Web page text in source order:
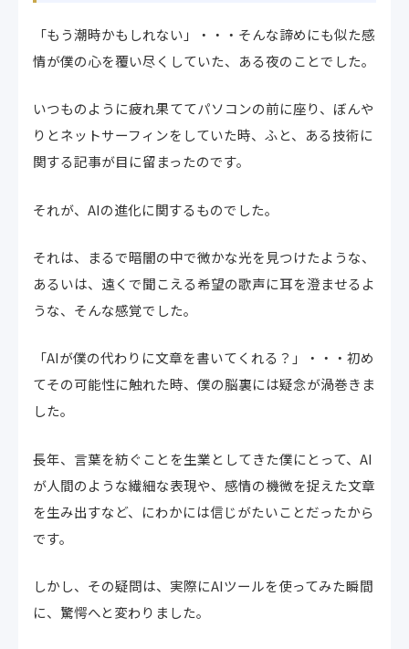
「もう潮時かもしれない」・・・そんな諦めにも似た感
情が僕の心を覆い尽くしていた、ある夜のことでした。
いつものように疲れ果ててパソコンの前に座り、ぼんや
りとネットサーフィンをしていた時、ふと、ある技術に
関する記事が目に留まったのです。
それが、AIの進化に関するものでした。
それは、まるで暗闇の中で微かな光を見つけたような、
あるいは、遠くで聞こえる希望の歌声に耳を澄ませるよ
うな、そんな感覚でした。
「AIが僕の代わりに文章を書いてくれる？」・・・初め
てその可能性に触れた時、僕の脳裏には疑念が渦巻きま
した。
長年、言葉を紡ぐことを生業としてきた僕にとって、AI
が人間のような繊細な表現や、感情の機微を捉えた文章
を生み出すなど、にわかには信じがたいことだったから
です。
しかし、その疑問は、実際にAIツールを使ってみた瞬間
に、驚愕へと変わりました。